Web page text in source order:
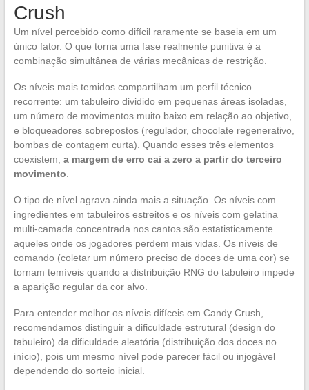
Crush
Um nível percebido como difícil raramente se baseia em um
único fator. O que torna uma fase realmente punitiva é a
combinação simultânea de várias mecânicas de restrição.
Os níveis mais temidos compartilham um perfil técnico
recorrente: um tabuleiro dividido em pequenas áreas isoladas,
um número de movimentos muito baixo em relação ao objetivo,
e bloqueadores sobrepostos (regulador, chocolate regenerativo,
bombas de contagem curta). Quando esses três elementos
coexistem, a margem de erro cai a zero a partir do terceiro
movimento
O tipo de nível agrava ainda mais a situação. Os níveis com
ingredientes em tabuleiros estreitos e os níveis com gelatina
multi-camada concentrada nos cantos são estatisticamente
aqueles onde os jogadores perdem mais vidas. Os níveis de
comando (coletar um número preciso de doces de uma cor) se
tornam temíveis quando a distribuição RNG do tabuleiro impede
a aparição regular da cor alvo.
Para entender melhor os níveis difíceis em Candy Crush,
recomendamos distinguir a dificuldade estrutural (design do
tabuleiro) da dificuldade aleatória (distribuição dos doces no
início), pois um mesmo nível pode parecer fácil ou injogável
dependendo do sorteio inicial.